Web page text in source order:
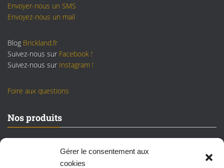
Gérer le consentement aux
cookies
Envoyer-nous un SMS
Envoyez-nous un mail
Blog Brickland.fr
Suivez-nous sur Facebook !
Suivez-nous sur Instagram !
Foire aux questions
Nos produits
Sets LEGO neufs/scellés
Sets LEGO reconditionnés